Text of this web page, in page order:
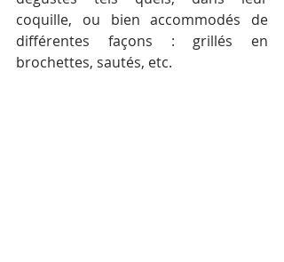
coquille, ou bien accommodés de
différentes façons : grillés en
brochettes, sautés, etc.